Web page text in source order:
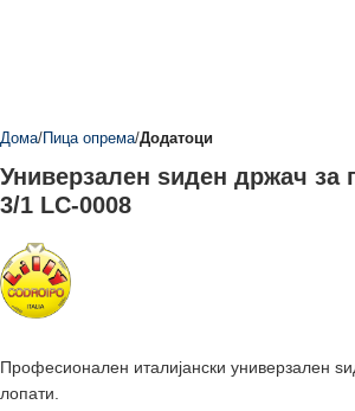
Дома Пица опрема Додатоци
Универзален ѕиден држач за
3/1 LC-0008
Професионален италијански универзален
лопати.